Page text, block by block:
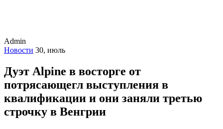
Admin
Новости 30, июль
Дуэт Alpine в восторге от
потрясающегл выступления в
квалификации и они заняли третью
строчку в Венгрии